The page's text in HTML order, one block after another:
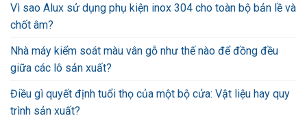
Vì sao Alux sử dụng phụ kiện inox 304 cho toàn bộ bản lề và
chốt âm?
Nhà máy kiểm soát màu vân gỗ như thế nào để đồng đều
giữa các lô sản xuất?
Điều gì quyết định tuổi thọ của một bộ cửa: Vật liệu hay quy
trình sản xuất?